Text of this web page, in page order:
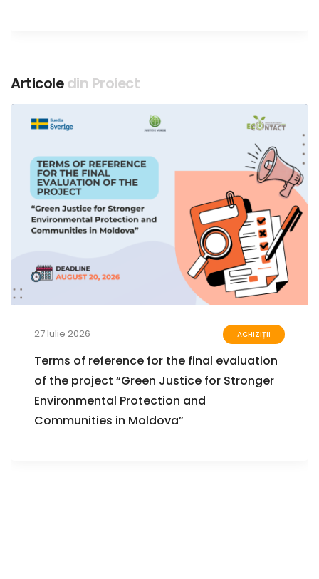
Articoledin Proiect
27 Iulie 2026 ACHIZIȚII
Terms of reference for the final evaluation
of the project “Green Justice for Stronger
Environmental Protection and
Communities in Moldova”